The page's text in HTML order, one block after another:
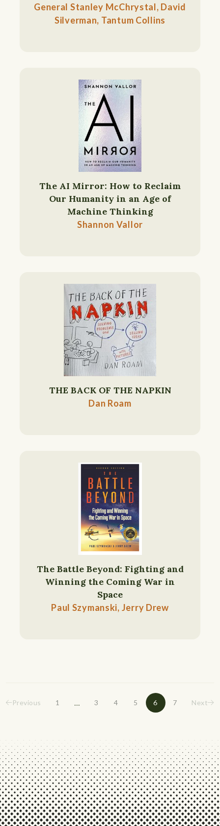
General Stanley McChrystal, David
Silverman, Tantum Collins
The AI Mirror: How to Reclaim
Our Humanity in an Age of
Machine Thinking
Shannon Vallor
THE BACK OF THE NAPKIN
Dan Roam
The Battle Beyond: Fighting and
Winning the Coming War in
Space
Paul Szymanski, Jerry Drew
Previous 1 ... 3 4 5 6 7 Next